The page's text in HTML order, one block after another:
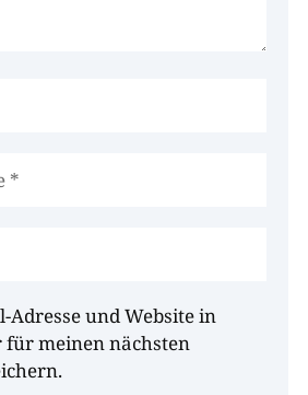
Adresse und Website in
für meinen nächsten